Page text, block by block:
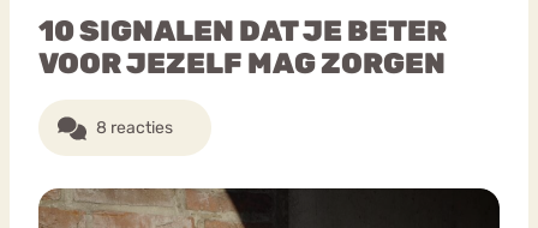
10 SIGNALEN DAT JE BETER
VOOR JEZELF MAG ZORGEN
8 reacties